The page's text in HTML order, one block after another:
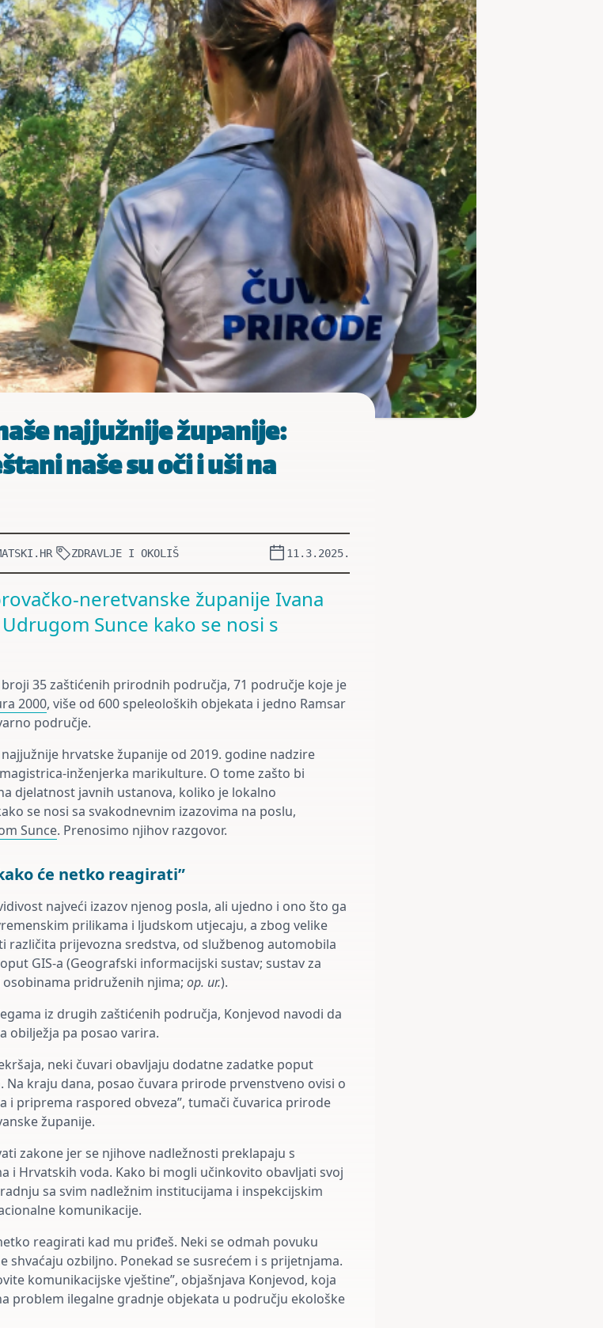
najjužnije županije:
naše su oči i uši na
ZDRAVLJE I OKOLIŠ 11.3.2025.
neretvanske županije Ivana
Sunce kako se nosi s
35 zaštićenih prirodnih područja, 71 područje koje je
2000, više od 600 speleoloških objekata i jedno Ramsar
područje.
hrvatske županije od 2019. godine nadzire
inženjerka marikulture. O tome zašto bi
djelatnost javnih ustanova, koliko je lokalno
se nosi sa svakodnevnim izazovima na poslu,
Sunce. Prenosimo njihov razgovor.
će netko reagirati”
najveći izazov njenog posla, ali ujedno i ono što ga
prilikama i ljudskom utjecaju, a zbog velike
različita prijevozna sredstva, od službenog automobila
GIS-a (Geografski informacijski sustav; sustav za
pridruženih njima; op. ur.).
iz drugih zaštićenih područja, Konjevod navodi da
obilježja pa posao varira.
neki čuvari obavljaju dodatne zadatke poput
kraju dana, posao čuvara prirode prvenstveno ovisi o
i priprema raspored obveza”, tumači čuvarica prirode
županije.
zakone jer se njihove nadležnosti preklapaju s
i Hrvatskih voda. Kako bi mogli učinkovito obavljati svoj
sa svim nadležnim institucijama i inspekcijskim
komunikacije.
reagirati kad mu priđeš. Neki se odmah povuku
shvaćaju ozbiljno. Ponekad se susrećem i s prijetnjama.
komunikacijske vještine”, objašnjava Konjevod, koja
problem ilegalne gradnje objekata u području ekološke